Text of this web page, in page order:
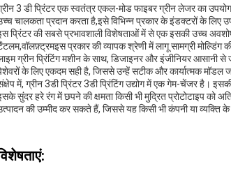
3 डी प्रिंटर एक स्वतंत्र एकल-मोड फाइबर ग्रीन लेजर का
चालकता प्रदान करता है,इसे विभिन्न प्रकार के इंडक्टरों के लिए
प्रिंटर की सबसे प्रभावशाली विशेषताओं में से एक इसकी उच्च
प्रकार की व्यापक श्रेणी में लागू सामग्री मोल्डिंग
ग्रीन प्रिंटिंग मशीन के साथ, डिजाइनर और इंजीनियर आसानी से
के लिए एकदम सही है, जिससे उन्हें सटीक और कार्यात्मक
में, ग्रीन 3डी प्रिंटर 3डी प्रिंटिंग उद्योग में एक गेम-चेंजर है।
सुंदर हरे रंग में छपने की क्षमता किसी भी मुद्रित प्रोटोटाइप को
की उम्मीद कर सकते हैं, जिससे यह किसी भी कंपनी या व्यक्ति